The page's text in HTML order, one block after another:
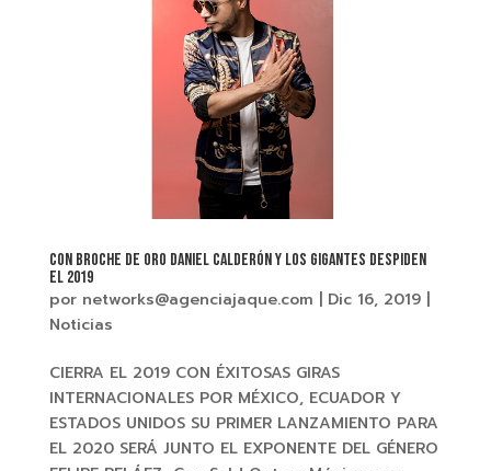
CON BROCHE DE ORO DANIEL CALDERÓN Y LOS GIGANTES DESPIDEN
EL 2019
por networks@agenciajaque.com Dic 16, 2019|
Noticias
CIERRA EL 2019 CON ÉXITOSAS GIRAS
INTERNACIONALES POR MÉXICO, ECUADOR Y
ESTADOS UNIDOS SU PRIMER LANZAMIENTO PARA
EL 2020 SERÁ JUNTO EL EXPONENTE DEL GÉNERO